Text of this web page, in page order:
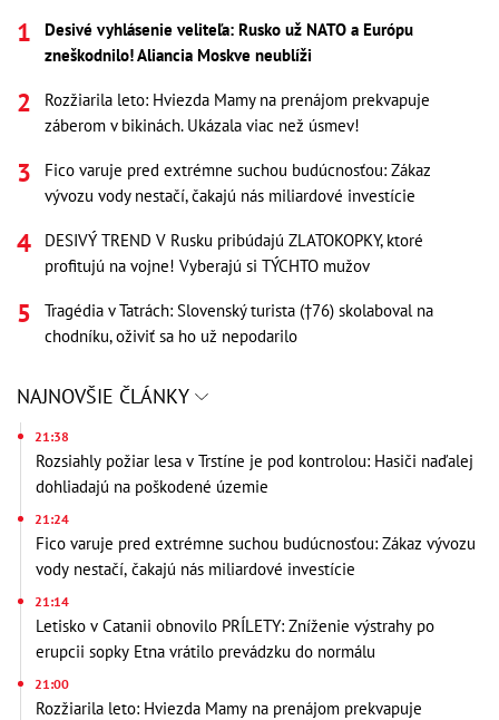
Desivé vyhlásenie veliteľa: Rusko už NATO a Európu
zneškodnilo! Aliancia Moskve neublíži
Rozžiarila leto: Hviezda Mamy na prenájom prekvapuje
záberom v bikinách. Ukázala viac než úsmev!
Fico varuje pred extrémne suchou budúcnosťou: Zákaz
vývozu vody nestačí, čakajú nás miliardové investície
DESIVÝ TREND V Rusku pribúdajú ZLATOKOPKY, ktoré
profitujú na vojne! Vyberajú si TÝCHTO mužov
Tragédia v Tatrách: Slovenský turista (†76) skolaboval na
chodníku, oživiť sa ho už nepodarilo
NAJNOVŠIE ČLÁNKY
21:38
Rozsiahly požiar lesa v Trstíne je pod kontrolou: Hasiči naďalej
dohliadajú na poškodené územie
21:24
Fico varuje pred extrémne suchou budúcnosťou: Zákaz vývozu
vody nestačí, čakajú nás miliardové investície
21:14
Letisko v Catanii obnovilo PRÍLETY: Zníženie výstrahy po
erupcii sopky Etna vrátilo prevádzku do normálu
21:00
Rozžiarila leto: Hviezda Mamy na prenájom prekvapuje